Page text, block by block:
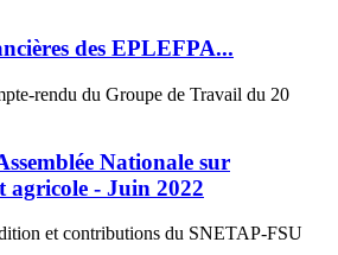
des EPLEFPA...
rendu du Groupe de Travail du 20
Nationale sur
agricole - Juin 2022
et contributions du SNETAP-FSU